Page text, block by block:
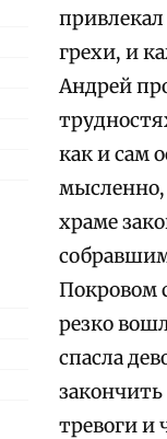
грехи, и
Андрей
как и сам
мысленно,
храме
Покровом
резко
спасла
тревоги и